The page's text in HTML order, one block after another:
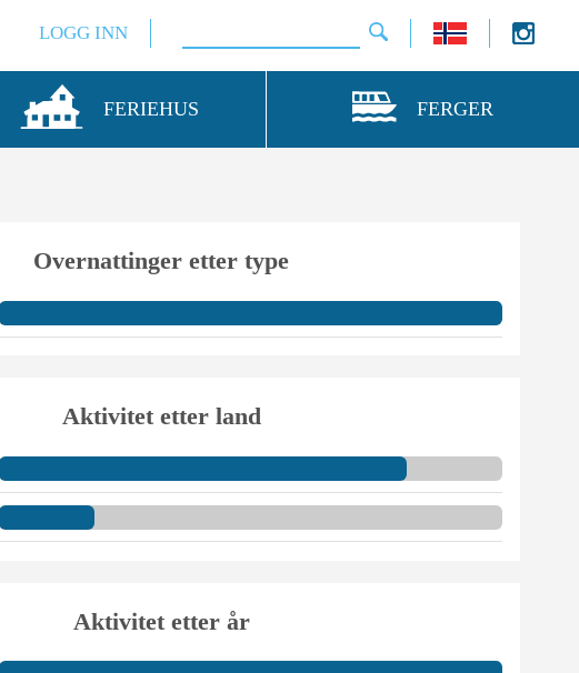
LOGG INN
FERIEHUS FERGER
Overnattinger etter type
Aktivitet etter land
Aktivitet etter år